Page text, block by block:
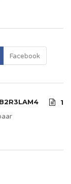
Facebook
1